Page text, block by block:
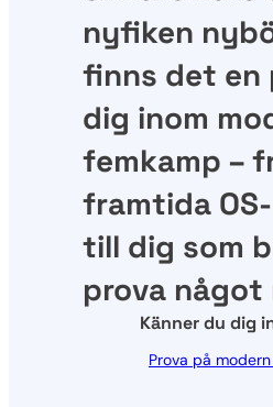
nyfiken
finns det en
dig inom
femkamp –
framtida
till dig som
prova
Känner du dig
Prova på